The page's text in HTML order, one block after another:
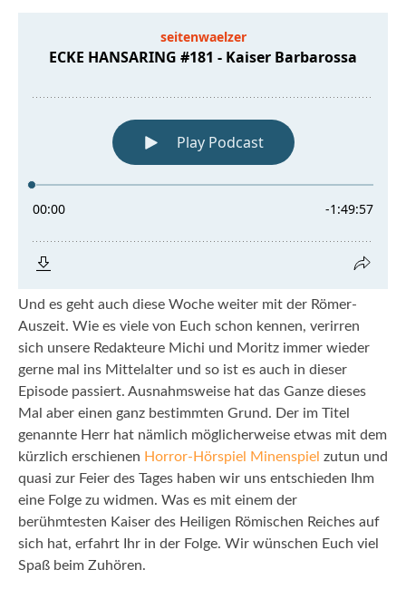
Und es geht auch diese Woche weiter mit der Römer-
Auszeit. Wie es viele von Euch schon kennen, verirren
sich unsere Redakteure Michi und Moritz immer wieder
gerne mal ins Mittelalter und so ist es auch in dieser
Episode passiert. Ausnahmsweise hat das Ganze dieses
Mal aber einen ganz bestimmten Grund. Der im Titel
genannte Herr hat nämlich möglicherweise etwas mit dem
kürzlich erschienen Horror-Hörspiel Minenspiel zutun und
quasi zur Feier des Tages haben wir uns entschieden Ihm
eine Folge zu widmen. Was es mit einem der
berühmtesten Kaiser des Heiligen Römischen Reiches auf
sich hat, erfahrt Ihr in der Folge. Wir wünschen Euch viel
Spaß beim Zuhören.